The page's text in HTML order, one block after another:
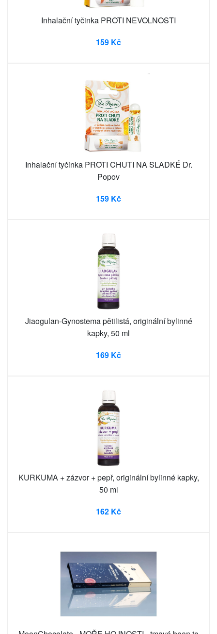
Inhalační tyčinka PROTI NEVOLNOSTI
159 Kč
Inhalační tyčinka PROTI CHUTI NA SLADKÉ Dr.
Popov
159 Kč
Jiaogulan-Gynostema pětilistá, originální bylinné
kapky, 50 ml
169 Kč
KURKUMA + zázvor + pepř, originální bylinné kapky,
50 ml
162 Kč